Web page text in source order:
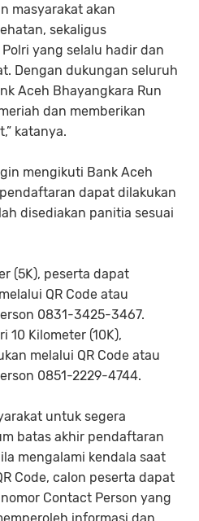
masyarakat akan
sekaligus
yang selalu hadir dan
Dengan dukungan seluruh
Aceh Bhayangkara Run
dan memberikan
katanya.
mengikuti Bank Aceh
dapat dilakukan
disediakan panitia sesuai
(5K), peserta dapat
QR Code atau
0831-3425-3467.
10 Kilometer (10K),
melalui QR Code atau
0851-2229-4744.
untuk segera
batas akhir pendaftaran
mengalami kendala saat
Code, calon peserta dapat
Contact Person yang
informasi dan